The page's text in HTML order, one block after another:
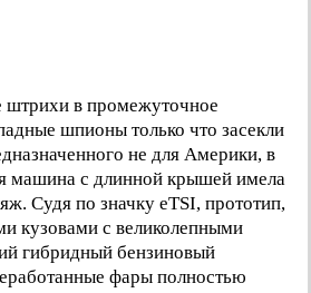
штрихи в промежуточное
шпионы только что засекли
не для Америки, в
машина с длинной крышей имела
Судя по значку eTSI, прототип,
кузовами с великолепными
гибридный бензиновый
фары полностью